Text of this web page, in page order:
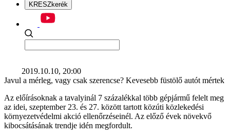
KRESZkerék
2019.10.10, 20:00
Javul a mérleg, vagy csak szerencse? Kevesebb füstölő autót mértek
Az előírásoknak a tavalyinál 7 százalékkal több gépjármű felelt meg
az idei, szeptember 23. és 27. között tartott közúti közlekedési
környezetvédelmi akció ellenőrzéseinél. Az előző évek növekvő
kibocsátásának trendje idén megfordult.